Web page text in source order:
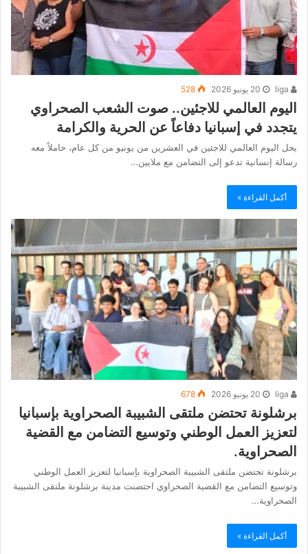
20 يونيو 2026 528
اليوم العالمي للاجئين.. صوت الشعب الصحراوي
يتجدد في إسبانيا دفاعاً عن الحرية والكرامة
يحل اليوم العالمي للاجئين في العشرين من يونيو من كل عام، حاملاً معه
رسالة إنسانية تدعو إلى التضامن مع ملايين…
أكمل القراءة »
20 يونيو 2026 678
برشلونة تحتضن ملتقى الشبيبة الصحراوية بإسبانيا
لتعزيز العمل الوطني وتوسيع التضامن مع القضية
الصحراوية.
برشلونة تحتضن ملتقى الشبيبة الصحراوية بإسبانيا لتعزيز العمل الوطني
وتوسيع التضامن مع القضية الصحراوي احتضنت مدينة برشلونة ملتقى الشبيبة
الصحراوية…
أكمل القراءة »